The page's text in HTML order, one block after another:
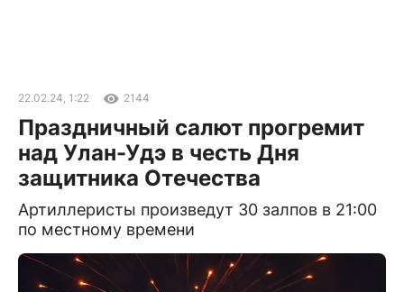
22.02.24, 1:22 2144
Праздничный салют прогремит
над Улан-Удэ в честь Дня
защитника Отечества
Артиллеристы произведут 30 залпов в 21:00
по местному времени